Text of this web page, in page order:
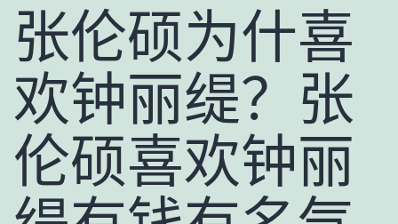
张伦硕为什喜
欢钟丽缇？张
伦硕喜欢钟丽